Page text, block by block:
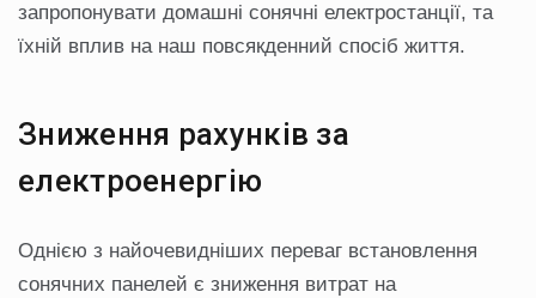
запропонувати домашні сонячні електростанції, та
їхній вплив на наш повсякденний спосіб життя.
Зниження рахунків за
електроенергію
Однією з найочевидніших переваг встановлення
сонячних панелей є зниження витрат на